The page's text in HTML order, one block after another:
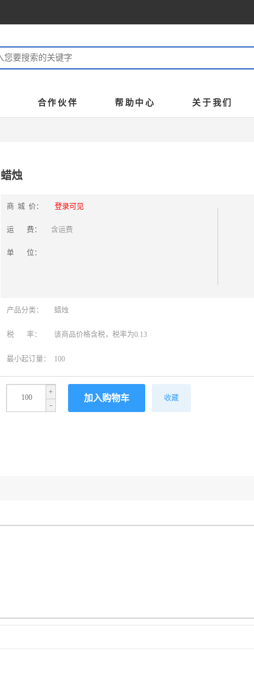
合作伙伴 帮助中心 关于我们
蜡烛
商 城 价： 登录可见
运 费： 含运费
单 位：
产品分类： 蜡烛
税 率： 该商品价格含税，税率为0.13
最小起订量： 100
-
+
收藏